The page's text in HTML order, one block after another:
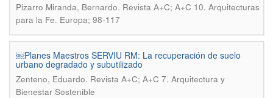
Pizarro Miranda, Bernardo. Revista A+C; A+C 10. Arquitecturas
para la Fe. Europa; 98-117
￼Planes Maestros SERVIU RM: La recuperación de suelo
urbano degradado y subutilizado
Zenteno, Eduardo. Revista A+C; A+C 7. Arquitectura y
Bienestar Sostenible